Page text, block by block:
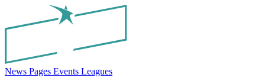
News Pages Events Leagues